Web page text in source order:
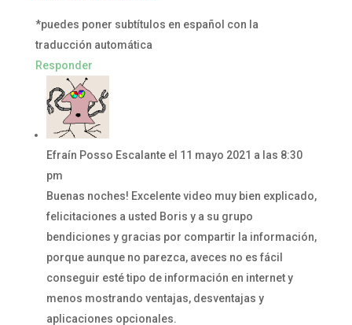
*puedes poner subtítulos en español con la
traducción automática
Responder
Efraín Posso Escalante el 11 mayo 2021 a las 8:30
pm
Buenas noches! Excelente video muy bien explicado,
felicitaciones a usted Boris y a su grupo
bendiciones y gracias por compartir la información,
porque aunque no parezca, aveces no es fácil
conseguir esté tipo de información en internet y
menos mostrando ventajas, desventajas y
aplicaciones opcionales.